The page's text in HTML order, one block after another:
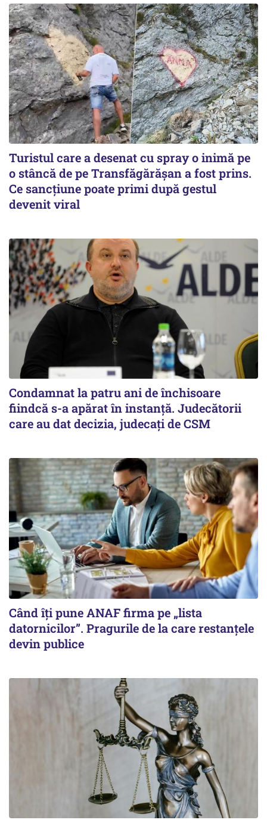
Turistul care a desenat cu spray o inimă pe
o stâncă de pe Transfăgărășan a fost prins.
Ce sancțiune poate primi după gestul
devenit viral
Condamnat la patru ani de închisoare
fiindcă s-a apărat în instanță. Judecătorii
care au dat decizia, judecați de CSM
Când îți pune ANAF firma pe „lista
datornicilor”. Pragurile de la care restanțele
devin publice